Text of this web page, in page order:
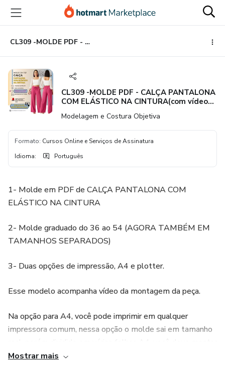
para
conteúdo
principal
para
pagamento
para
rodapé
CL309 -MOLDE PDF - CALÇA PANTALONA COM ELÁSTICO NA CINTURA(com vídeo da montagem da peça)
CL309 -MOLDE PDF - CALÇA PANTALONA
COM ELÁSTICO NA CINTURA(com vídeo
Modelagem e Costura Objetiva
Formato: Cursos Online e Serviços de Assinatura
Idioma: Português
1- Molde em PDF de CALÇA PANTALONA COM
ELÁSTICO NA CINTURA
2- Molde graduado do 36 ao 54 (AGORA TAMBÉM EM
TAMANHOS SEPARADOS)
3- Duas opções de impressão, A4 e plotter.
Esse modelo acompanha vídeo da montagem da peça.
Na opção para A4, você pode imprimir em qualquer
impressora comum, nessa opção o molde sai em tamanho
e colar as folhas.
Mostrar mais